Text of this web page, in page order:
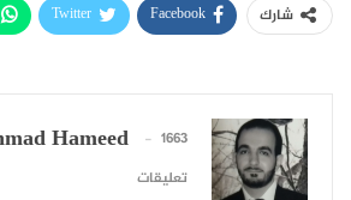
شارك Facebook
Twitter
Hameed 1663 المشاركات
تعليقات